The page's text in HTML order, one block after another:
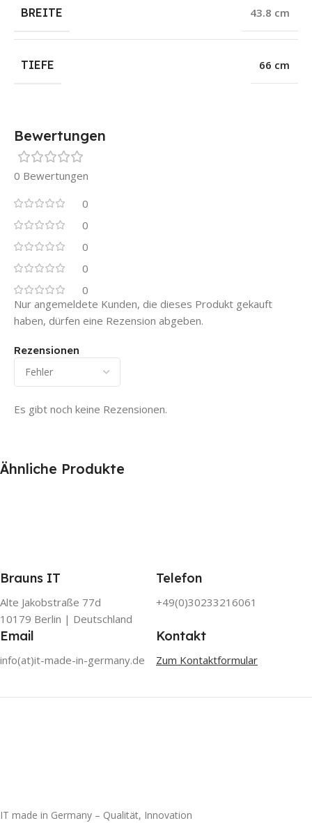
BREITE 43.8 cm
TIEFE 66 cm
Bewertungen
0 Bewertungen
0
0
0
0
0
Rezensionen
Es gibt noch keine Rezensionen.
Nur angemeldete Kunden, die dieses Produkt gekauft
haben, dürfen eine Rezension abgeben.
Ähnliche Produkte
Brauns IT
Alte Jakobstraße 77d
10179 Berlin | Deutschland
Telefon
+49(0)30233216061
Email
info(at)it-made-in-germany.de
Kontakt
Zum Kontaktformular
IT made in Germany – Qualität, Innovation